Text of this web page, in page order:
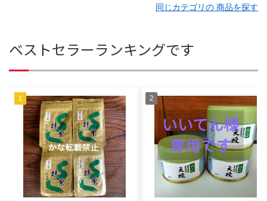
同じカテゴリの 商品を探す
ベストセラーランキングです